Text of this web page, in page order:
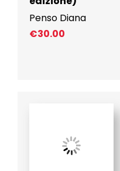
Penso Diana
€30.00